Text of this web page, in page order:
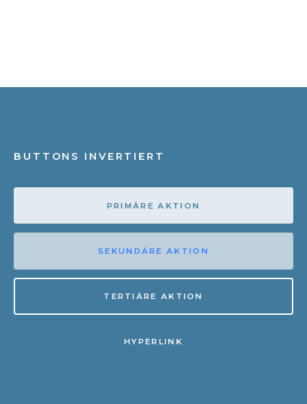
BUTTONS INVERTIERT
PRIMÄRE AKTION
SEKUNDÄRE AKTION
TERTIÄRE AKTION
HYPERLINK